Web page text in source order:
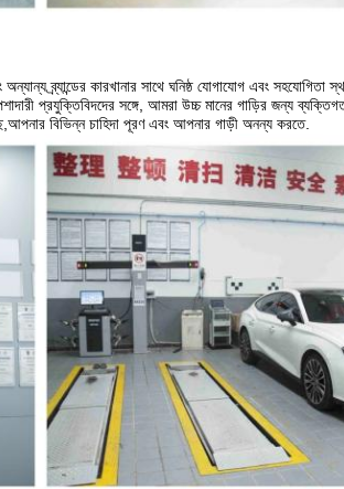
ব্র্যান্ডের কারখানার সাথে ঘনিষ্ঠ যোগাযোগ এবং
প্রযুক্তিবিদদের সঙ্গে, আমরা উচ্চ মানের গাড়ির জন্য
বিভিন্ন চাহিদা পূরণ এবং আপনার গাড়ী অনন্য করতে.